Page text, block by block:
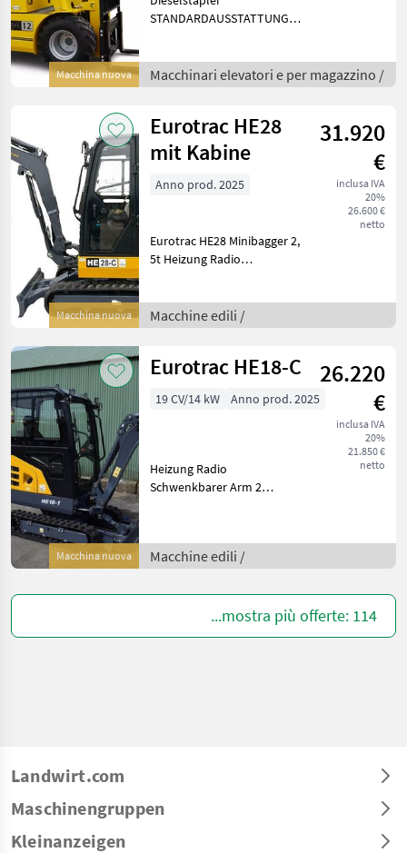
Macchina nuova
STANDARDAUSSTATTUNG
Abnehmbare
Ballastgewichte Joystick
Seitenverschiebung Breite
Reifen Hydr
Macchinari elevatori e per magazzino /
Macchina nuova
Eurotrac HE28
mit Kabine
31.920
€
inclusa IVA
20%
26.600 €
netto
Anno prod. 2025
Eurotrac HE28 Minibagger 2,
5t Heizung Radio
Hydr. verstellbares
Fahrwerk Hydr.
Gewicht 2720Kg
Macchine edili /
Macchina nuova
Eurotrac HE18-C
26.220
€
inclusa IVA
20%
21.850 €
netto
19 CV/14 kW Anno prod. 2025
Heizung Radio
Schwenkbarer Arm 2
Fahrwerk Hydr.
Schnellkupplung CW0
Modell: Kubota D1105
Macchine edili /
...mostra più offerte: 114
Landwirt.com
Maschinengruppen
Kleinanzeigen